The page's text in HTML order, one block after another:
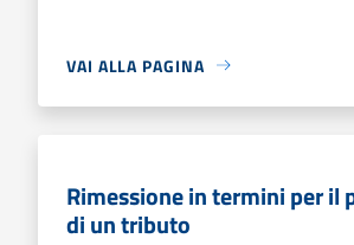
VAI ALLA PAGINA
Rimessione in termini per il
di un tributo